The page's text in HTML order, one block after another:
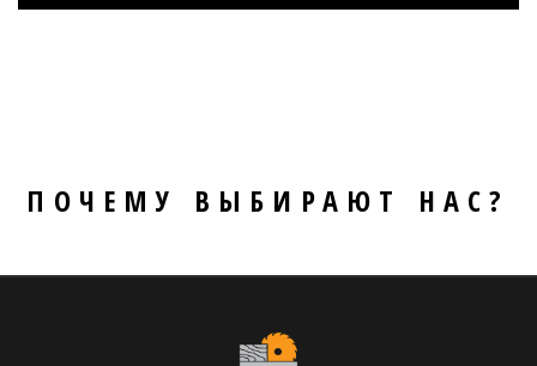
ПОЧЕМУ ВЫБИРАЮТ НАС?